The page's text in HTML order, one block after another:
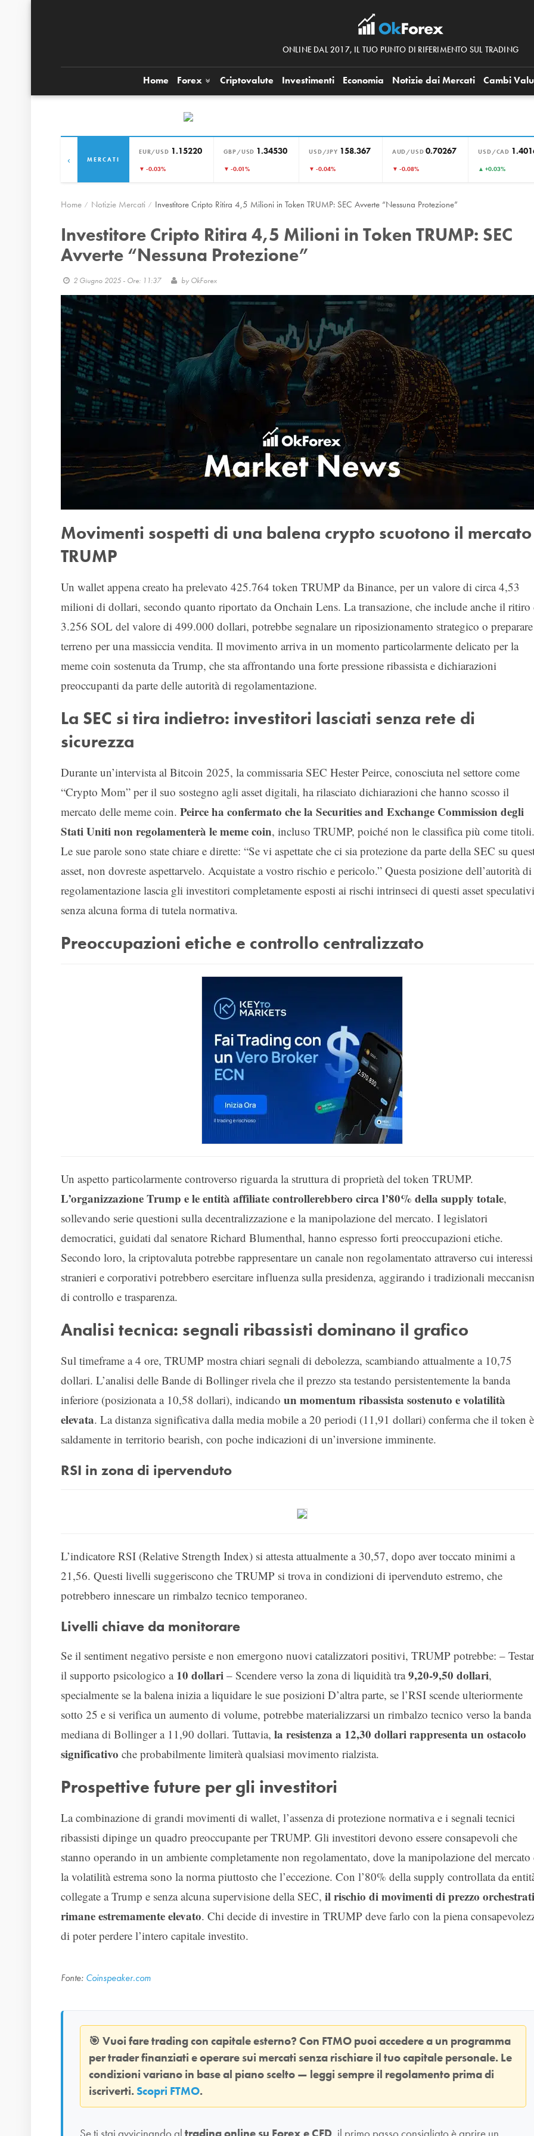
ONLINE DAL 2017, IL TUO PUNTO DI RIFERIMENTO SUL TRADING
Home Forex Criptovalute Investimenti Economia Notizie dai Mercati Cambi
MERCATI
EUR/USD 1.15220
▼ -0.03%
GBP/USD 1.34530
▼ -0.01%
USD/JPY 158.367
▼ -0.04%
AUD/USD 0.70267
▼ -0.08%
USD/CAD
▲ +0.03%
‹
Home Notizie Mercati Investitore Cripto Ritira 4,5 Milioni in Token TRUMP: SEC Avverte “Nessuna Protezione”
Investitore Cripto Ritira 4,5 Milioni in Token TRUMP: SEC
Avverte “Nessuna Protezione”
2 Giugno 2025 - Ore: 11:37 by OkForex
Movimenti sospetti di una balena crypto scuotono il mercato
TRUMP
Un wallet appena creato ha prelevato 425.764 token TRUMP da Binance, per un valore di circa 4,53
milioni di dollari, secondo quanto riportato da Onchain Lens. La transazione, che include anche il ritiro
3.256 SOL del valore di 499.000 dollari, potrebbe segnalare un riposizionamento strategico o
terreno per una massiccia vendita. Il movimento arriva in un momento particolarmente delicato per la
meme coin sostenuta da Trump, che sta affrontando una forte pressione ribassista e dichiarazioni
preoccupanti da parte delle autorità di regolamentazione.
La SEC si tira indietro: investitori lasciati senza rete di
sicurezza
Durante un’intervista al Bitcoin 2025, la commissaria SEC Hester Peirce, conosciuta nel settore come
“Crypto Mom” per il suo sostegno agli asset digitali, ha rilasciato dichiarazioni che hanno scosso il
mercato delle meme coin. Peirce ha confermato che la Securities and Exchange Commission degli
Stati Uniti non regolamenterà le meme coin, incluso TRUMP, poiché non le classifica più come titoli.
Le sue parole sono state chiare e dirette: “Se vi aspettate che ci sia protezione da parte della SEC su
asset, non dovreste aspettarvelo. Acquistate a vostro rischio e pericolo.” Questa posizione dell’autorità di
regolamentazione lascia gli investitori completamente esposti ai rischi intrinseci di questi asset
senza alcuna forma di tutela normativa.
Preoccupazioni etiche e controllo centralizzato
Un aspetto particolarmente controverso riguarda la struttura di proprietà del token TRUMP.
L’organizzazione Trump e le entità affiliate controllerebbero circa l’80% della supply totale,
sollevando serie questioni sulla decentralizzazione e la manipolazione del mercato. I legislatori
democratici, guidati dal senatore Richard Blumenthal, hanno espresso forti preoccupazioni etiche.
Secondo loro, la criptovaluta potrebbe rappresentare un canale non regolamentato attraverso cui interessi
stranieri e corporativi potrebbero esercitare influenza sulla presidenza, aggirando i tradizionali
di controllo e trasparenza.
Analisi tecnica: segnali ribassisti dominano il grafico
Sul timeframe a 4 ore, TRUMP mostra chiari segnali di debolezza, scambiando attualmente a 10,75
dollari. L’analisi delle Bande di Bollinger rivela che il prezzo sta testando persistentemente la banda
inferiore (posizionata a 10,58 dollari), indicando un momentum ribassista sostenuto e volatilità
elevata. La distanza significativa dalla media mobile a 20 periodi (11,91 dollari) conferma che il token è
saldamente in territorio bearish, con poche indicazioni di un’inversione imminente.
RSI in zona di ipervenduto
L’indicatore RSI (Relative Strength Index) si attesta attualmente a 30,57, dopo aver toccato minimi a
21,56. Questi livelli suggeriscono che TRUMP si trova in condizioni di ipervenduto estremo, che
potrebbero innescare un rimbalzo tecnico temporaneo.
Livelli chiave da monitorare
Se il sentiment negativo persiste e non emergono nuovi catalizzatori positivi, TRUMP potrebbe: –
il supporto psicologico a 10 dollari – Scendere verso la zona di liquidità tra9,20-9,50 dollari,
specialmente se la balena inizia a liquidare le sue posizioni D’altra parte, se l’RSI scende ulteriormente
sotto 25 e si verifica un aumento di volume, potrebbe materializzarsi un rimbalzo tecnico verso la banda
mediana di Bollinger a 11,90 dollari. Tuttavia, la resistenza a 12,30 dollari rappresenta un ostacolo
significativo che probabilmente limiterà qualsiasi movimento rialzista.
Prospettive future per gli investitori
La combinazione di grandi movimenti di wallet, l’assenza di protezione normativa e i segnali tecnici
ribassisti dipinge un quadro preoccupante per TRUMP. Gli investitori devono essere consapevoli che
stanno operando in un ambiente completamente non regolamentato, dove la manipolazione del mercato
la volatilità estrema sono la norma piuttosto che l’eccezione. Con l’80% della supply controllata da
collegate a Trump e senza alcuna supervisione della SEC, il rischio di movimenti di prezzo orchestrati
rimane estremamente elevato. Chi decide di investire in TRUMP deve farlo con la piena
di poter perdere l’intero capitale investito.
Fonte: Coinspeaker.com
🎯 Vuoi fare trading con capitale esterno? Con FTMO puoi accedere a un programma
per trader finanziati e operare sui mercati senza rischiare il tuo capitale personale. Le
condizioni variano in base al piano scelto — leggi sempre il regolamento prima di
iscriverti. Scopri FTMO.